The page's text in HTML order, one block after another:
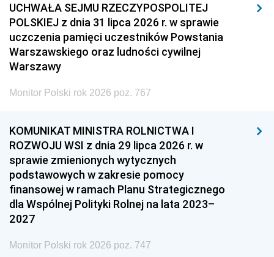
UCHWAŁA SEJMU RZECZYPOSPOLITEJ
POLSKIEJ z dnia 31 lipca 2026 r. w sprawie
uczczenia pamięci uczestników Powstania
Warszawskiego oraz ludności cywilnej
Warszawy
Monitor Polski rok 2026 poz. 767
KOMUNIKAT MINISTRA ROLNICTWA I
ROZWOJU WSI z dnia 29 lipca 2026 r. w
sprawie zmienionych wytycznych
podstawowych w zakresie pomocy
finansowej w ramach Planu Strategicznego
dla Wspólnej Polityki Rolnej na lata 2023–
2027
Monitor Polski rok 2026 poz. 747